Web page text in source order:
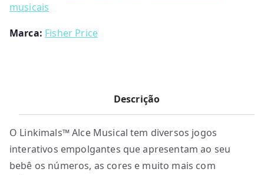
musicais
Marca: Fisher Price
Descrição
O Linkimals™ Alce Musical tem diversos jogos
interativos empolgantes que apresentam ao seu
bebê os números, as cores e muito mais com